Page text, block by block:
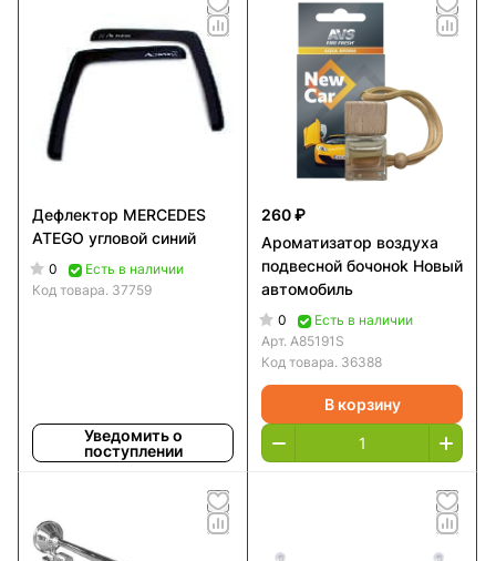
Дефлектор MERCEDES
ATEGO угловой синий
0
Есть в наличии
Код товара. 37759
Уведомить о
поступлении
260 ₽
Ароматизатор воздуха
подвесной бочоноk Новый
автомобиль
0
Есть в наличии
Арт. A85191S
Код товара. 36388
В корзину